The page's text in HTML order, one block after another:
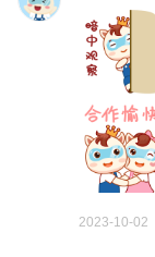
2023-10-02